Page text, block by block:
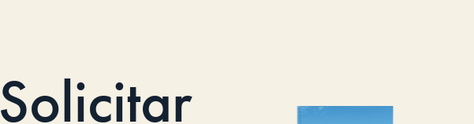
Solicitar